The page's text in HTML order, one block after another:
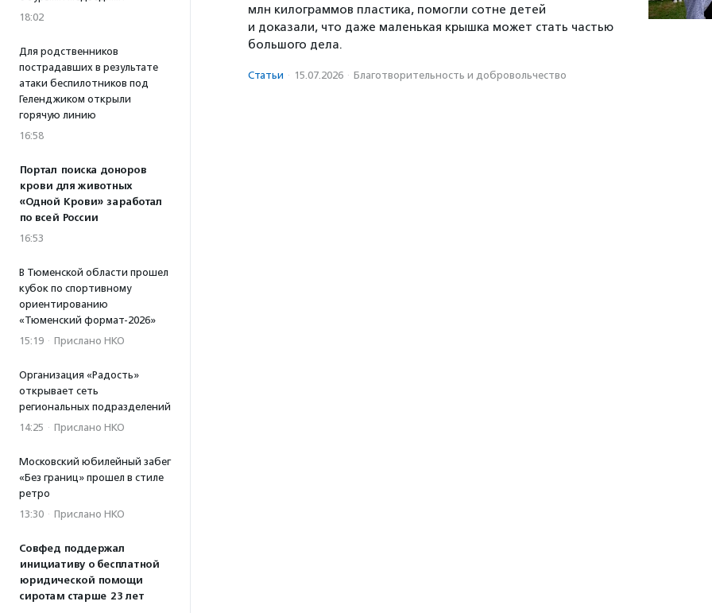
18:02
Для родственников
пострадавших в результате
атаки беспилотников под
Геленджиком открыли
горячую линию
16:58
Портал поиска доноров
крови для животных
«Одной Крови» заработал
по всей России
16:53
В Тюменской области прошел
кубок по спортивному
ориентированию
«Тюменский формат-2026»
15:19 · Прислано НКО
Организация «Радость»
открывает сеть
региональных подразделений
14:25 · Прислано НКО
Московский юбилейный забег
«Без границ» прошел в стиле
ретро
13:30 · Прислано НКО
Совфед поддержал
инициативу о бесплатной
юридической помощи
сиротам старше 23 лет
млн килограммов пластика, помогли сотне детей
и доказали, что даже маленькая крышка может стать частью
большого дела.
Статьи · 15.07.2026 · Благотвори­тель­ность и доброволь­чест­во